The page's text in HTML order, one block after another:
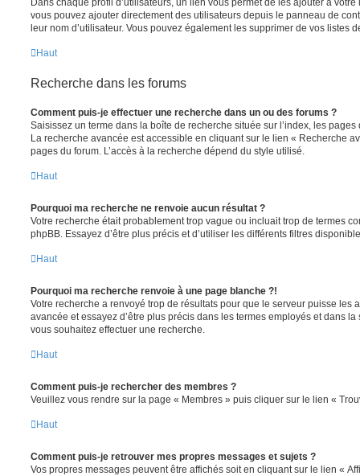
Dans chaque profil d’utilisateurs, un lien vous permet de les ajouter à votre
vous pouvez ajouter directement des utilisateurs depuis le panneau de
leur nom d’utilisateur. Vous pouvez également les supprimer de vos listes
Haut
Recherche dans les forums
Comment puis-je effectuer une recherche dans un ou des forums ?
Saisissez un terme dans la boîte de recherche située sur l’index, les
La recherche avancée est accessible en cliquant sur le lien « Recherche
pages du forum. L’accès à la recherche dépend du style utilisé.
Haut
Pourquoi ma recherche ne renvoie aucun résultat ?
Votre recherche était probablement trop vague ou incluait trop de termes
phpBB. Essayez d’être plus précis et d’utiliser les différents filtres
Haut
Pourquoi ma recherche renvoie à une page blanche ?!
Votre recherche a renvoyé trop de résultats pour que le serveur puisse les
avancée et essayez d’être plus précis dans les termes employés et dans
vous souhaitez effectuer une recherche.
Haut
Comment puis-je rechercher des membres ?
Veuillez vous rendre sur la page « Membres » puis cliquer sur le lien «
Haut
Comment puis-je retrouver mes propres messages et sujets ?
Vos propres messages peuvent être affichés soit en cliquant sur le lien «